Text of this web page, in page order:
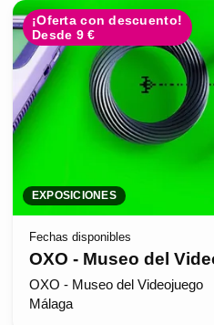
¡Oferta con descuento!
Desde 9 €
EXPOSICIONES
Fechas disponibles
OXO - Museo del
OXO - Museo del Videojuego
Málaga